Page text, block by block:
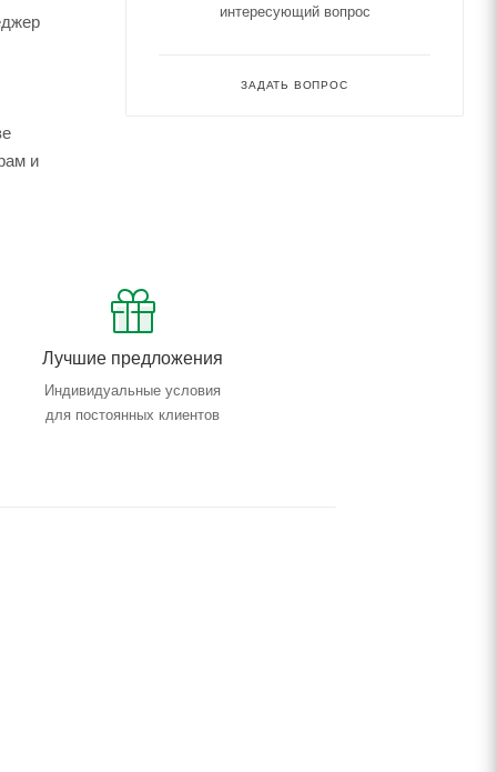
и
Лучшие предложения
Индивидуальные условия
для постоянных клиентов
интересующий вопрос
ЗАДАТЬ ВОПРОС